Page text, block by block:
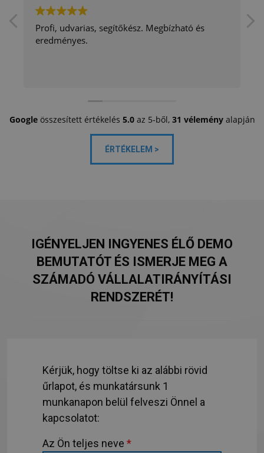
Profi, udvarias, segítőkész. Megbízható és
eredményes.
Googleösszesített értékelés 5.0az 5-ből, 31 véleményalapján
ÉRTÉKELEM >
IGÉNYELJEN INGYENES ÉLŐ DEMO
BEMUTATÓT ÉS ISMERJE MEG A
SZÁMADÓ VÁLLALATIRÁNYÍTÁSI
RENDSZERÉT!
Kérjük, hogy töltse ki az alábbi rövid
űrlapot, és munkatársunk 1
munkanapon belül felveszi Önnel a
kapcsolatot:
Az Ön teljes neve *